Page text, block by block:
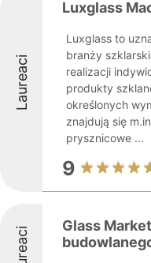
Laureaci
Luxglass
Luxglass to
branży
realizacji
produkty
określonych
znajdują się
prysznicowe ...
9
Glass